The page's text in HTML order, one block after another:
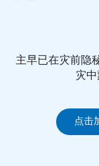
难受了，你还能
老太太投来了不
向神献上了感谢
7月13日，是我的
化疗前，大夫安
主早已在灾前隐
灾
点击